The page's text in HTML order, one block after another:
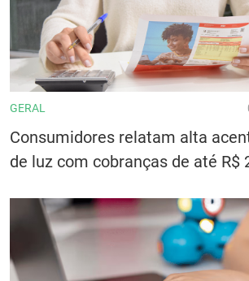
GERAL
Consumidores relatam alta
de luz com cobranças de até R$